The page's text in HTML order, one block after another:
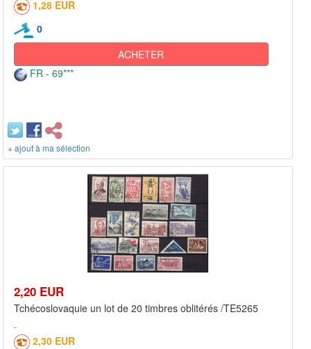
1,28 EUR
0
ACHETER
FR - 69***
+ ajout à ma sélection
2,20 EUR
Tchécoslovaquie un lot de 20 timbres oblitérés /TE5265
2,30 EUR